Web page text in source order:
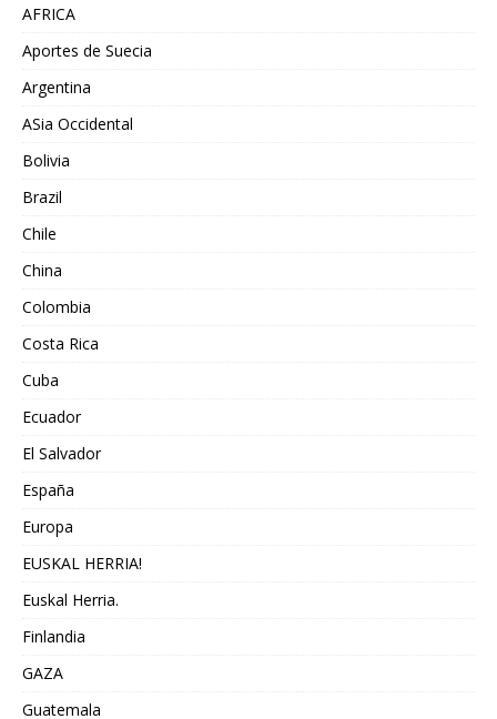
AFRICA
Aportes de Suecia
Argentina
ASia Occidental
Bolivia
Brazil
Chile
China
Colombia
Costa Rica
Cuba
Ecuador
El Salvador
España
Europa
EUSKAL HERRIA!
Euskal Herria.
Finlandia
GAZA
Guatemala